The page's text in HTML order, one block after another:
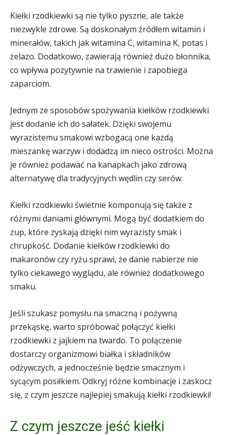
Kiełki rzodkiewki są nie tylko pyszne, ale także
niezwykle zdrowe. Są doskonałym źródłem witamin i
minerałów, takich jak witamina C, witamina K, potas i
żelazo. Dodatkowo, zawierają również dużo błonnika,
co wpływa pozytywnie na trawienie i zapobiega
zaparciom.
Jednym ze sposobów spożywania kiełków rzodkiewki
jest dodanie ich do sałatek. Dzięki swojemu
wyrazistemu smakowi wzbogacą one każdą
mieszankę warzyw i dodadzą im nieco ostrości. Można
je również podawać na kanapkach jako zdrową
alternatywę dla tradycyjnych wędlin czy serów.
Kiełki rzodkiewki świetnie komponują się także z
różnymi daniami głównymi. Mogą być dodatkiem do
zup, które zyskają dzięki nim wyrazisty smak i
chrupkość. Dodanie kiełków rzodkiewki do
makaronów czy ryżu sprawi, że danie nabierze nie
tylko ciekawego wyglądu, ale również dodatkowego
smaku.
Jeśli szukasz pomysłu na smaczną i pożywną
przekąskę, warto spróbować połączyć kiełki
rzodkiewki z jajkiem na twardo. To połączenie
dostarczy organizmowi białka i składników
odżywczych, a jednocześnie będzie smacznym i
sycącym posiłkiem. Odkryj różne kombinacje i zaskocz
się, z czym jeszcze najlepiej smakują kiełki rzodkiewki!
Z czym jeszcze jeść kiełki